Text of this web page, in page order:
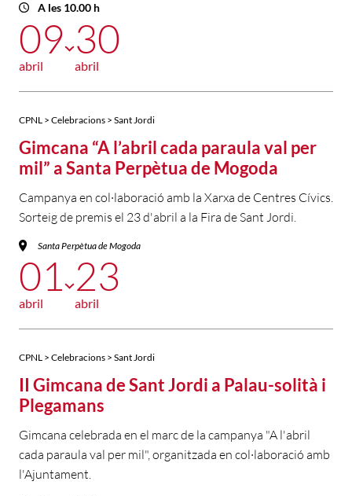
A les 10.00 h
09
abril
30
abril
CPNL > Celebracions > Sant Jordi
Gimcana “A l’abril cada paraula val per
mil” a Santa Perpètua de Mogoda
Campanya en col·laboració amb la Xarxa de Centres Cívics.
Sorteig de premis el 23 d'abril a la Fira de Sant Jordi.
Santa Perpètua de Mogoda
01
abril
23
abril
CPNL > Celebracions > Sant Jordi
II Gimcana de Sant Jordi a Palau-solità i
Plegamans
Gimcana celebrada en el marc de la campanya "A l'abril
cada paraula val per mil", organitzada en col·laboració amb
l'Ajuntament.